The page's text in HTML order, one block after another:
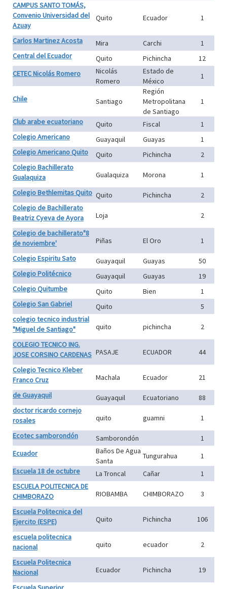
CAMPUS SANTO TOMÁS,
Convenio Universidad del
Azuay
Quito Ecuador 1
Carlos Martinez Acosta Mira Carchi
1
Central del Ecuador
Quito Pichincha
12
CETEC Nicolás Romero
Nicolás
Romero
Estado de
México
1
Chile Santiago
Región
Metropolitana
de Santiago
1
Club arabe ecuatoriano Quito Fiscal
1
Colegio Americano
Guayaquil Guayas
1
Colegio Americano Quito
Quito Pichincha
2
Colegio Bachillerato
Gualaquiza
Gualaquiza Morona
1
Colegio Bethlemitas Quito Quito Pichincha
2
Colegio de Bachillerato
Beatriz Cyeva de Ayora
Loja
2
Colegio de bachillerato"8
de noviembre'
Piñas El Oro
1
Colegio Espiritu Sato
Guayaquil Guayas
50
Colegio Politécnico
Guayaquil Guayas
19
Colegio Quitumbe
Quito Bien
1
Colegio San Gabriel
Quito
5
colegio tecnico industrial
"Miguel de Santiago"
quito pichincha
2
COLEGIO TECNICO ING.
JOSE CORSINO CARDENAS PASAJE ECUADOR
44
Colegio Tecnico Kleber
Franco Cruz
Machala Ecuador
21
de Guayaquil
Guayaquil Ecuatoriano
88
doctor ricardo cornejo
rosales
quito guamni
1
Ecotec samborondón
Samborondón
1
Ecuador
Baños De Agua
Santa
Tungurahua
1
Escuela 18 de octubre
La Troncal Cañar
1
ESCUELA POLITECNICA DE
CHIMBORAZO
RIOBAMBA CHIMBORAZO
3
Escuela Politecnica del
Ejercito (ESPE)
Quito Pichincha
106
escuela politecnica
nacional
quito ecuador
2
Escuela Politecnica
Nacional
Ecuador Pichincha
19